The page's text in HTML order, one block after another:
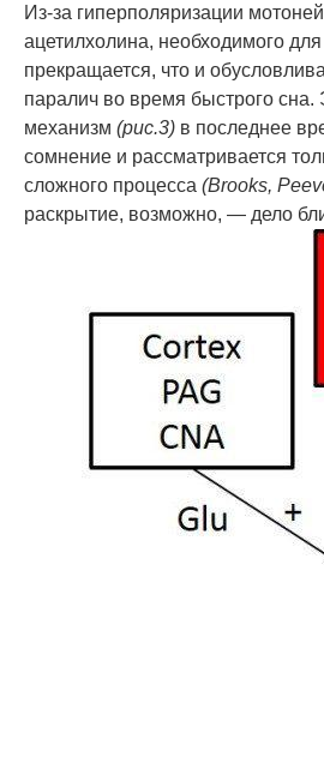
Из-за гиперполяризации
ацетилхолина, необходимого
прекращается, что и
паралич во время быстрого сна.
механизм (рис.3) в последнее
сомнение и рассматривается
сложного процесса (Brooks,
раскрытие, возможно, — дело